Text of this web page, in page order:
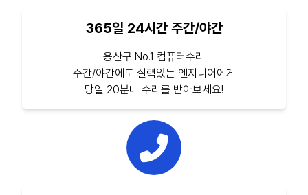
365일 24시간 주간/야간
용산구 No.1 컴퓨터수리
주간/야간에도 실력있는 엔지니어에게
당일 20분내 수리를 받아보세요!